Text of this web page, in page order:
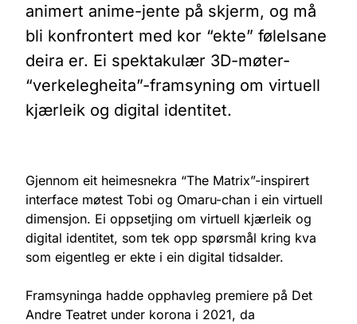
animert anime-jente på skjerm, og må
bli konfrontert med kor “ekte” følelsane
deira er. Ei spektakulær 3D-møter-
“verkelegheita”-framsyning om virtuell
kjærleik og digital identitet.
Gjennom eit heimesnekra “The Matrix”-inspirert
interface møtest Tobi og Omaru-chan i ein virtuell
dimensjon. Ei oppsetjing om virtuell kjærleik og
digital identitet, som tek opp spørsmål kring kva
som eigentleg er ekte i ein digital tidsalder.
Framsyninga hadde opphavleg premiere på Det
Andre Teatret under korona i 2021, da